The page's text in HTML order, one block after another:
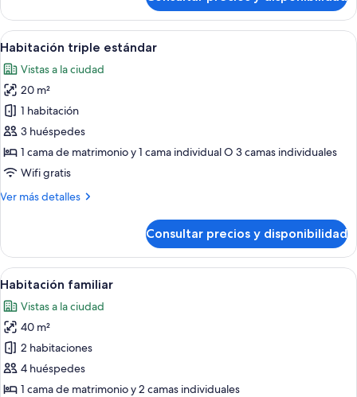
junior,
cama
matrimonio
grande
Abrir
todas
las
fotos
de
Habitación
triple
estándar
Una habitación de hotel con una
8
Habitación triple estándar
Vistas a la ciudad
20 m²
1 habitación
3 huéspedes
1 cama de matrimonio y 1 cama individual O 3 camas individuales
Wifi gratis
Ver más detalles
Más
triple
estándar
Consultar precios y disponibilidad
Abrir
todas
las
fotos
de
Habitación
familiar
Habitación de hotel con cama,
13
Habitación familiar
Vistas a la ciudad
40 m²
2 habitaciones
4 huéspedes
1 cama de matrimonio y 2 camas individuales